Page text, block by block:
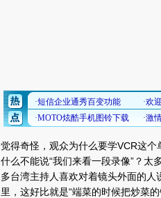
觉得奇怪，观众为什么要学VCR这
什么不能说“我们来看一段录像”？太
多台湾主持人喜欢对着镜头外面的
里，这好比就是“端菜的时候把炒菜